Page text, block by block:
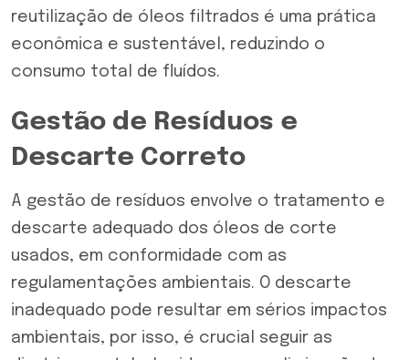
reutilização de óleos filtrados é uma prática
econômica e sustentável, reduzindo o
consumo total de fluídos.
Gestão de Resíduos e
Descarte Correto
A gestão de resíduos envolve o tratamento e
descarte adequado dos óleos de corte
usados, em conformidade com as
regulamentações ambientais. O descarte
inadequado pode resultar em sérios impactos
ambientais, por isso, é crucial seguir as